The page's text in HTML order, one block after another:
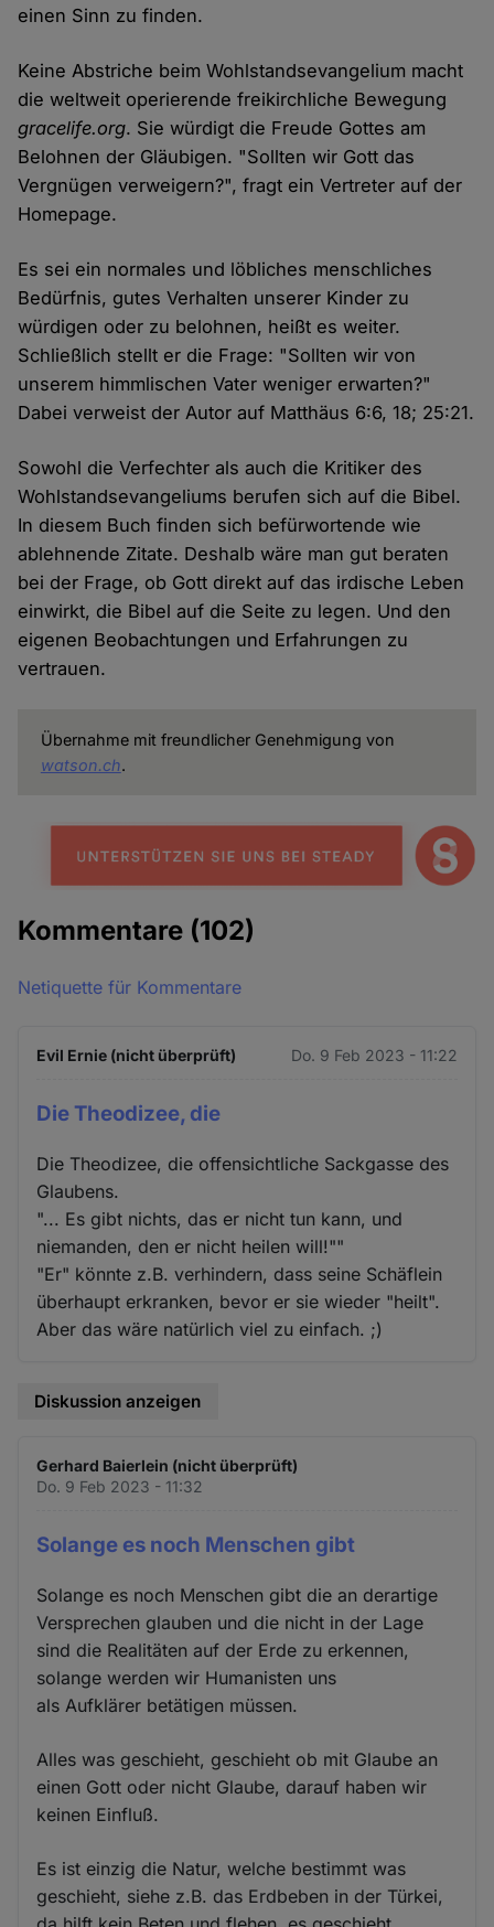
einen Sinn zu finden.
Keine Abstriche beim Wohlstandsevangelium macht
die weltweit operierende freikirchliche Bewegung
gracelife.org. Sie würdigt die Freude Gottes am
Belohnen der Gläubigen. "Sollten wir Gott das
Vergnügen verweigern?", fragt ein Vertreter auf der
Homepage.
Es sei ein normales und löbliches menschliches
Bedürfnis, gutes Verhalten unserer Kinder zu
würdigen oder zu belohnen, heißt es weiter.
Schließlich stellt er die Frage: "Sollten wir von
unserem himmlischen Vater weniger erwarten?"
Dabei verweist der Autor auf Matthäus 6:6, 18; 25:21.
Sowohl die Verfechter als auch die Kritiker des
Wohlstandsevangeliums berufen sich auf die Bibel.
In diesem Buch finden sich befürwortende wie
ablehnende Zitate. Deshalb wäre man gut beraten
bei der Frage, ob Gott direkt auf das irdische Leben
einwirkt, die Bibel auf die Seite zu legen. Und den
eigenen Beobachtungen und Erfahrungen zu
vertrauen.
Übernahme mit freundlicher Genehmigung von
watson.ch.
Kommentare (102)
Netiquette für Kommentare
Evil Ernie (nicht überprüft) Do. 9 Feb 2023 - 11:22
Die Theodizee, die
Die Theodizee, die offensichtliche Sackgasse des
Glaubens.
"... Es gibt nichts, das er nicht tun kann, und
niemanden, den er nicht heilen will!""
"Er" könnte z.B. verhindern, dass seine Schäflein
überhaupt erkranken, bevor er sie wieder "heilt".
Aber das wäre natürlich viel zu einfach. ;)
Diskussion anzeigen
Gerhard Baierlein (nicht überprüft)
Do. 9 Feb 2023 - 11:32
Solange es noch Menschen gibt
Solange es noch Menschen gibt die an derartige
Versprechen glauben und die nicht in der Lage
sind die Realitäten auf der Erde zu erkennen,
solange werden wir Humanisten uns
als Aufklärer betätigen müssen.
Alles was geschieht, geschieht ob mit Glaube an
einen Gott oder nicht Glaube, darauf haben wir
keinen Einfluß.
Es ist einzig die Natur, welche bestimmt was
geschieht, siehe z.B. das Erdbeben in der Türkei,